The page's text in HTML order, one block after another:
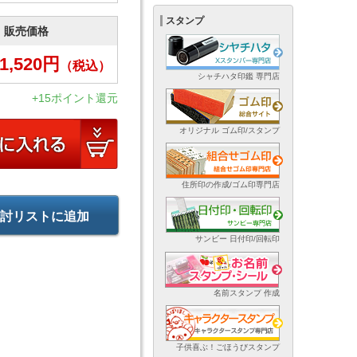
販売価格
円 （税込）
+15ポイント還元
リストに追加
スタンプ
シャチハタ印鑑 専門店
オリジナル ゴム印/スタンプ
住所印の作成/ゴム印専門店
サンビー 日付印/回転印
名前スタンプ 作成
子供喜ぶ！ごほうびスタンプ